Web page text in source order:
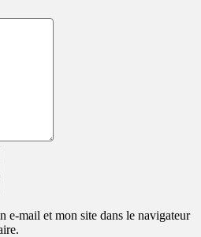
e-mail et mon site dans le navigateur